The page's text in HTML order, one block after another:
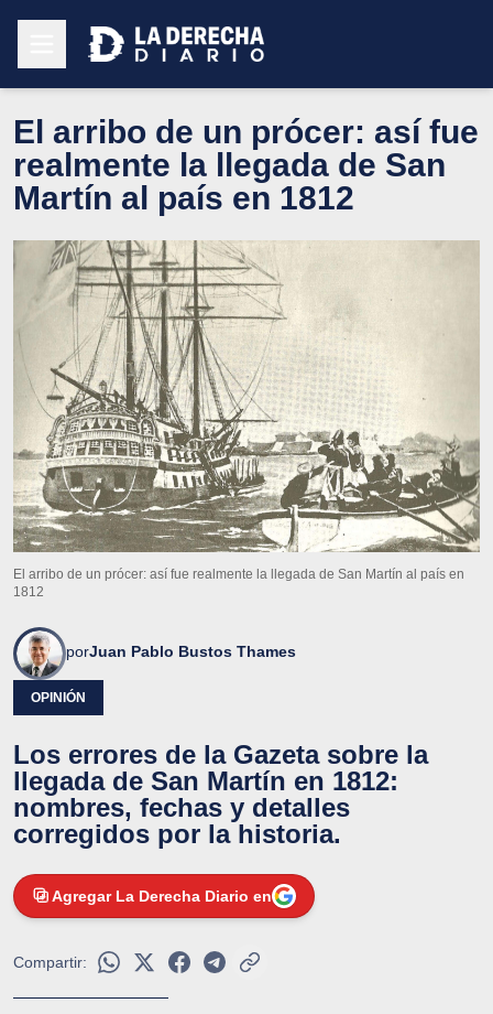
El arribo de un prócer: así fue
realmente la llegada de San
Martín al país en 1812
El arribo de un prócer: así fue realmente la llegada de San Martín al país en
1812
porJuan Pablo Bustos Thames
OPINIÓN
Los errores de la Gazeta sobre la
llegada de San Martín en 1812:
nombres, fechas y detalles
corregidos por la historia.
Agregar La Derecha Diario en
Compartir: